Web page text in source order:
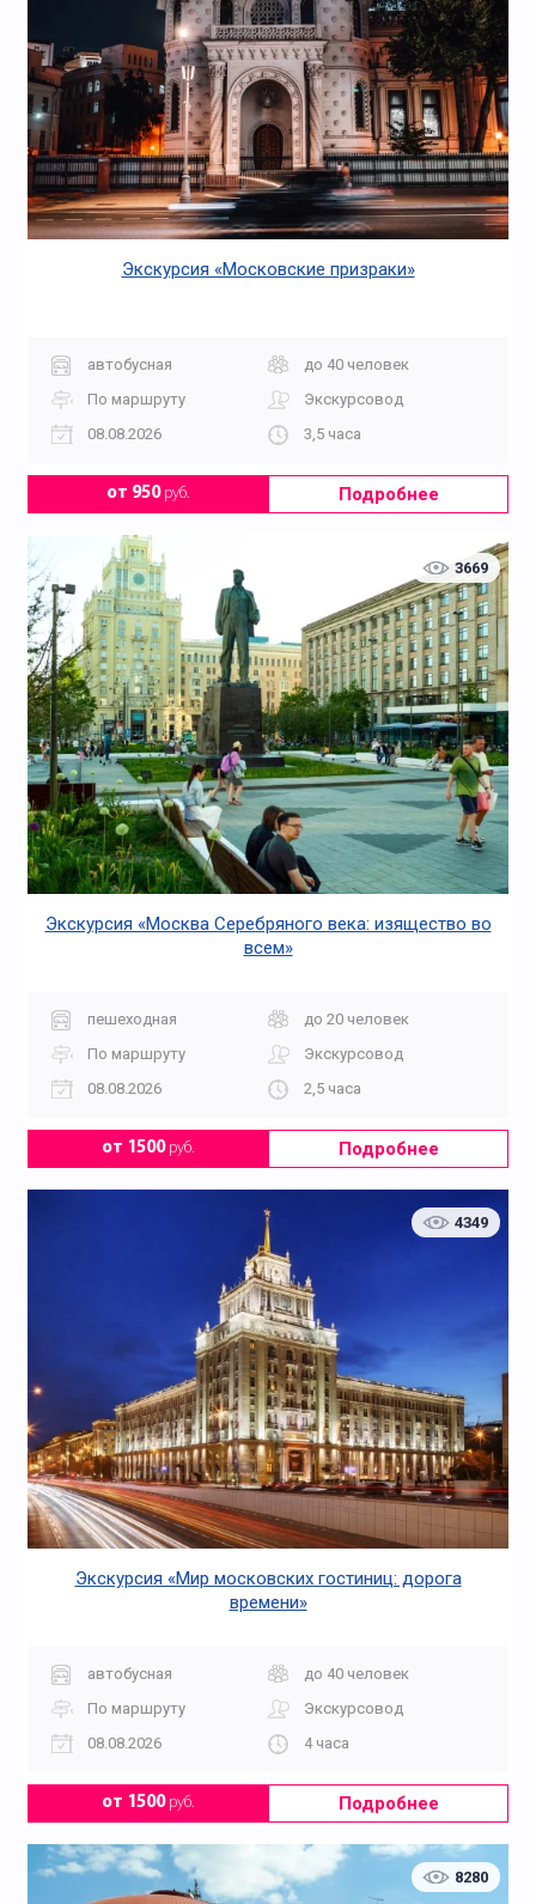
Экскурсия «Московские призраки»
автобусная
до 40 человек
По маршруту
Экскурсовод
08.08.2026
3,5 часа
от 950руб. Подробнее
3669
Экскурсия «Москва Серебряного века: изящество во
всем»
пешеходная
до 20 человек
По маршруту
Экскурсовод
08.08.2026
2,5 часа
от 1500руб. Подробнее
4349
Экскурсия «Мир московских гостиниц: дорога
времени»
автобусная
до 40 человек
По маршруту
Экскурсовод
08.08.2026
4 часа
от 1500руб. Подробнее
8280